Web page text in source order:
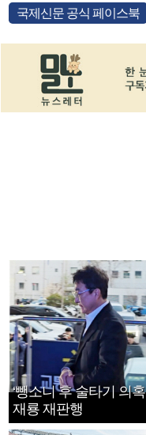
국제신문 공식 페이스북
‘뺑소니 후 술타기 의혹
재룡 재판행